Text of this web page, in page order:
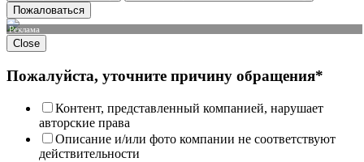
Пожаловаться
Реклама
Close
Пожалуйста, уточните причину обращения*
Контент, представленный компанией, нарушает
авторские права
Описание и/или фото компании не соответствуют
действительности